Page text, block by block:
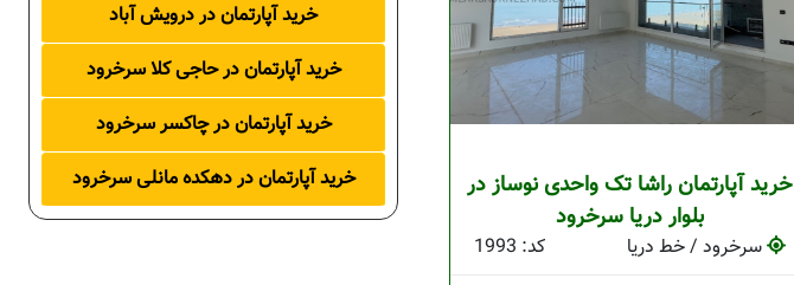
خرید آپارتمان راشا تک واحدی نوساز در
بلوار دریا سرخرود
سرخرود / خط دریا
کد: 1993
خرید آپارتمان در درویش آباد
خرید آپارتمان در حاجی کلا سرخرود
خرید آپارتمان در چاکسر سرخرود
خرید آپارتمان در دهکده مانلی سرخرود